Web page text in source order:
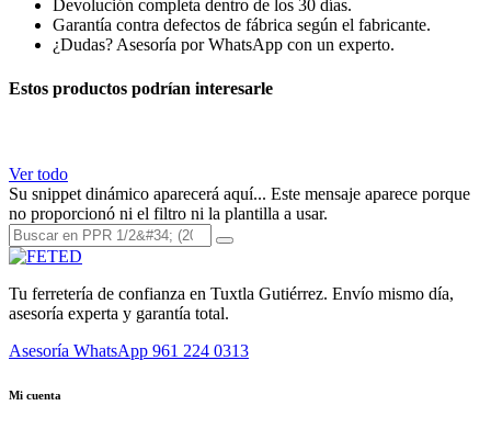
Devolución completa dentro de los 30 días.
Garantía contra defectos de fábrica según el fabricante.
¿Dudas? Asesoría por WhatsApp con un experto.
Estos productos podrían interesarle
Ver todo
Su snippet dinámico aparecerá aquí... Este mensaje aparece porque
no proporcionó ni el filtro ni la plantilla a usar.
Tu ferretería de confianza en Tuxtla Gutiérrez. Envío mismo día,
asesoría experta y garantía total.
Asesoría WhatsApp 961 224 0313
Mi cuenta